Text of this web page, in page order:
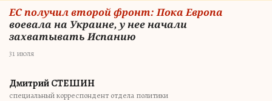
ЕС получил второй фронт: Пока Европа
воевала на Украине, у нее начали
захватывать Испанию
31 июля
Дмитрий СТЕШИН
специальный корреспондент отдела политики